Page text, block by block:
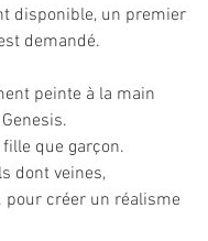
disponible, un premier
demandé.
peinte à la main
que garçon.
dont veines,
créer un réalisme